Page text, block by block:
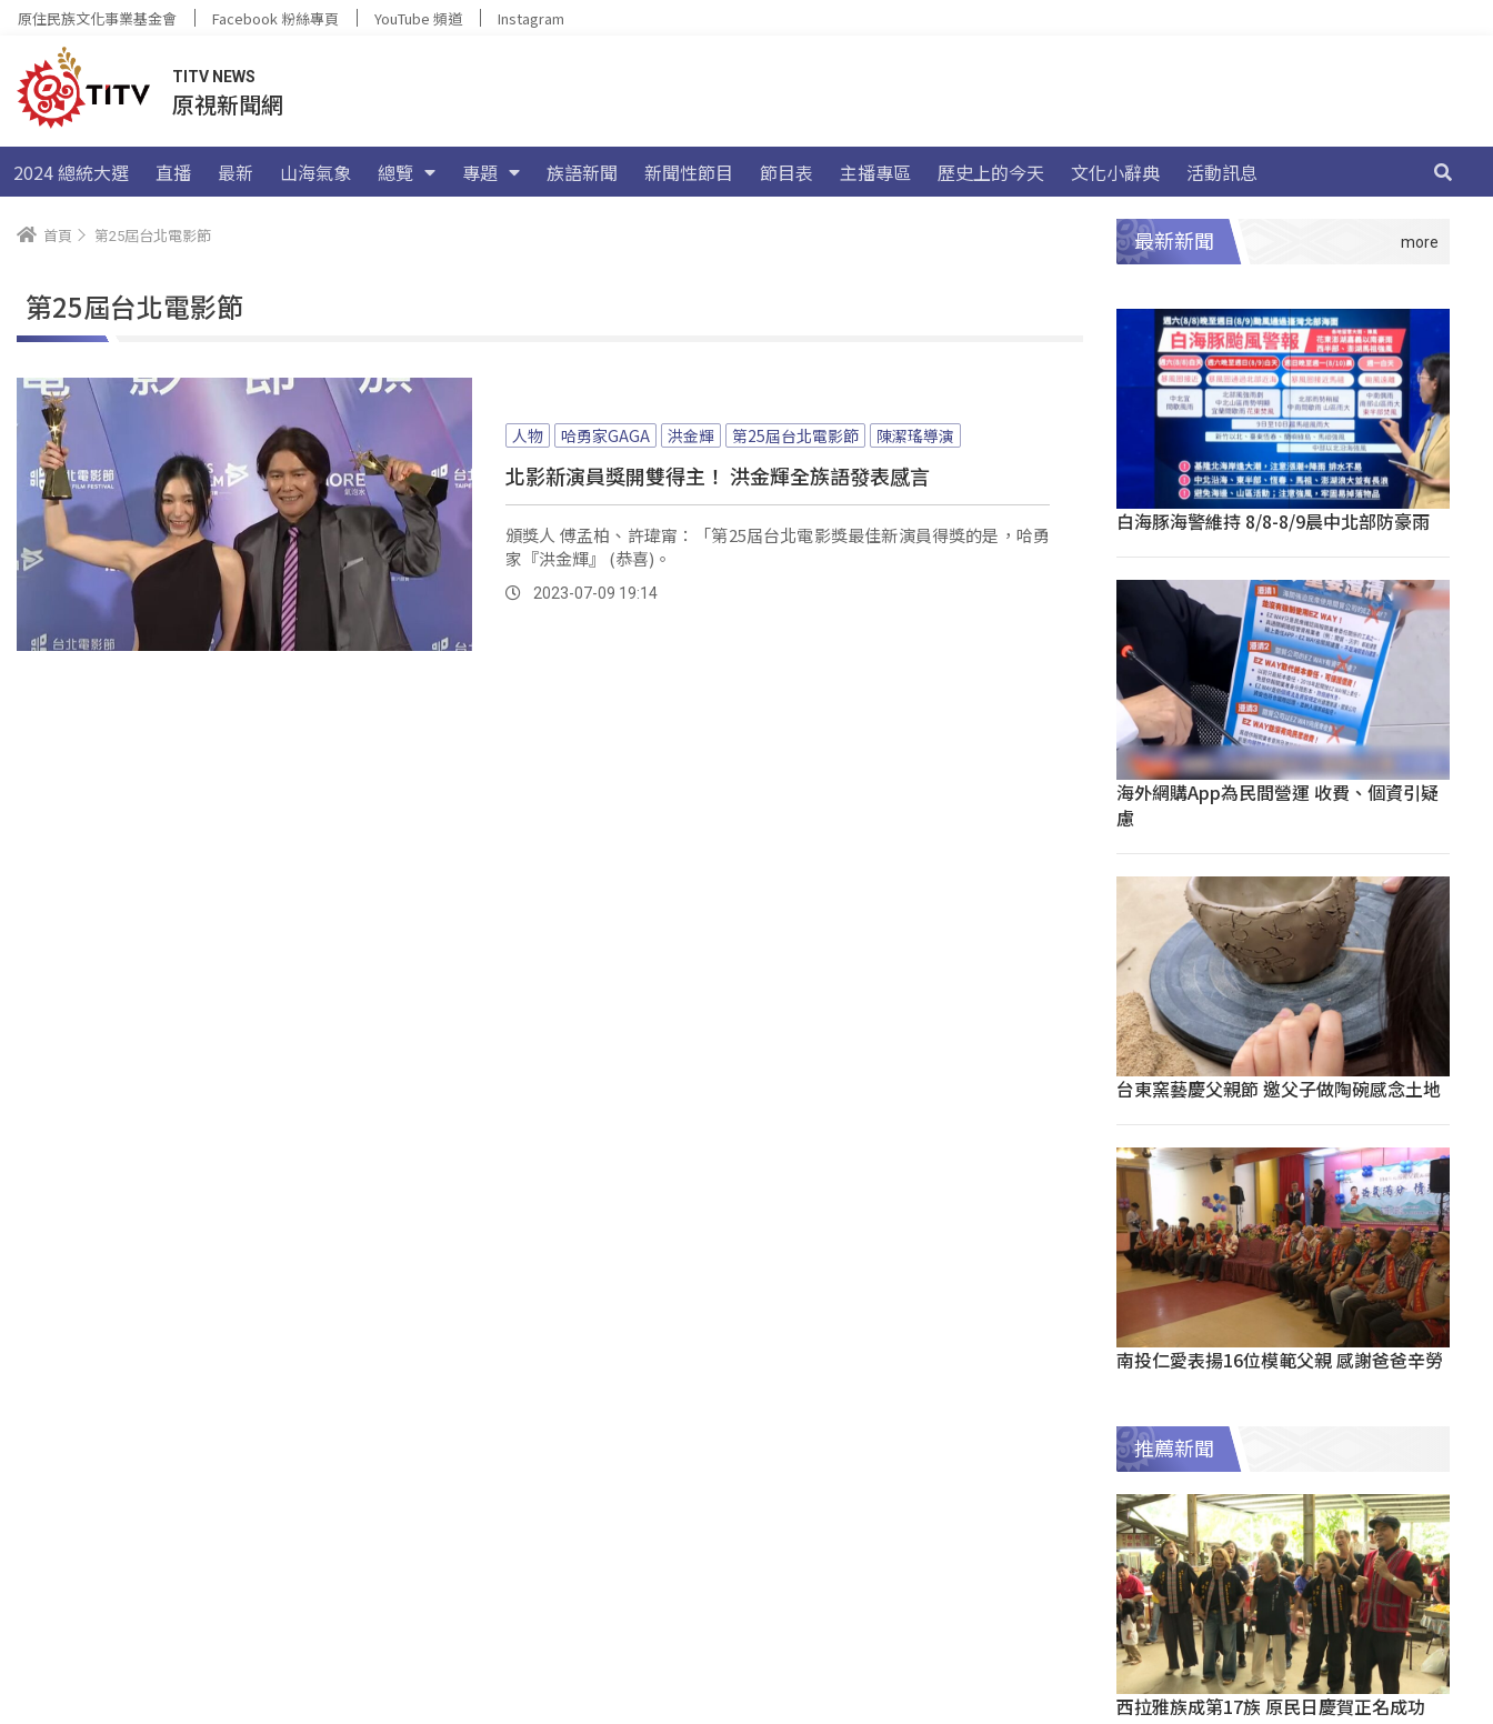
原住民族文化事業基金會 Facebook 粉絲專頁 YouTube 頻道 Instagram
TITV NEWS
原視新聞網
2024 總統大選 直播 最新 山海氣象 總覽 專題 族語新聞 新聞性節目 節目表 主播專區 歷史上的今天 文化小辭典 活動訊息
首頁 第25屆台北電影節
第25屆台北電影節
人物 哈勇家GAGA 洪金輝 第25屆台北電影節 陳潔瑤導演
北影新演員獎開雙得主！ 洪金輝全族語發表感言
頒獎人 傅孟柏、許瑋甯：「第25屆台北電影獎最佳新演員得獎的是，哈勇
家『洪金輝』 (恭喜)。
2023-07-09 19:14
最新新聞
白海豚海警維持 8/8-8/9晨中北部防豪雨
海外網購App為民間營運 收費、個資引疑
慮
台東窯藝慶父親節 邀父子做陶碗感念土地
南投仁愛表揚16位模範父親 感謝爸爸辛勞
推薦新聞
西拉雅族成第17族 原民日慶賀正名成功